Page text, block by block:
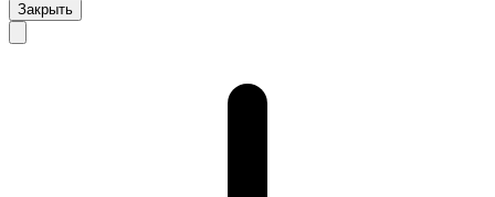
Закрыть